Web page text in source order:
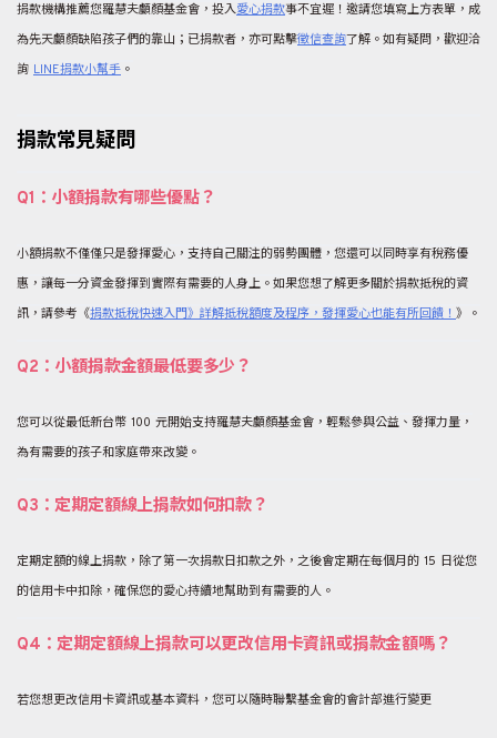
捐款機構推薦您羅慧夫顱顏基金會，投入愛心捐款事不宜遲！邀請您填寫上方表單，成
為先天顱顏缺陷孩子們的靠山；已捐款者，亦可點擊徵信查詢了解。如有疑問，歡迎洽
詢 LINE捐款小幫手 。
捐款常見疑問
Q1：小額捐款有哪些優點？
小額捐款不僅僅只是發揮愛心，支持自己關注的弱勢團體，您還可以同時享有稅務優
惠，讓每一分資金發揮到實際有需要的人身上。如果您想了解更多關於捐款抵稅的資
訊，請參考《捐款抵稅快速入門》詳解抵稅額度及程序，發揮愛心也能有所回饋！ 》。
Q2：小額捐款金額最低要多少？
您可以從最低新台幣 100 元開始支持羅慧夫顱顏基金會，輕鬆參與公益、發揮力量，
為有需要的孩子和家庭帶來改變。
Q3：定期定額線上捐款如何扣款？
定期定額的線上捐款，除了第一次捐款日扣款之外，之後會定期在每個月的 15 日從您
的信用卡中扣除，確保您的愛心持續地幫助到有需要的人。
Q4：定期定額線上捐款可以更改信用卡資訊或捐款金額嗎？
若您想更改信用卡資訊或基本資料，您可以隨時聯繫基金會的會計部進行變更